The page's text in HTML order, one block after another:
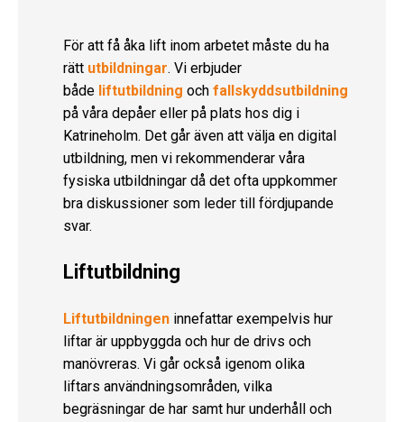
För att få åka lift inom arbetet måste du ha
rätt utbildningar. Vi erbjuder
både liftutbildning och fallskyddsutbildning
på våra depåer eller på plats hos dig i
Katrineholm. Det går även att välja en digital
utbildning, men vi rekommenderar våra
fysiska utbildningar då det ofta uppkommer
bra diskussioner som leder till fördjupande
svar.
Liftutbildning
Liftutbildningen innefattar exempelvis hur
liftar är uppbyggda och hur de drivs och
manövreras. Vi går också igenom olika
liftars användningsområden, vilka
begräsningar de har samt hur underhåll och